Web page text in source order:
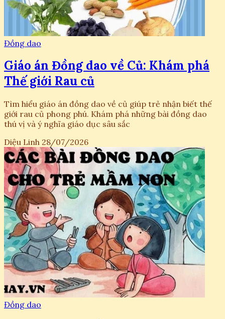
Đồng dao
Giáo án Đồng dao về Củ: Khám phá
Thế giới Rau củ
Tìm hiểu giáo án đồng dao về củ giúp trẻ nhận biết thế
giới rau củ phong phú. Khám phá những bài đồng dao
thú vị và ý nghĩa giáo dục sâu sắc
Diệu Linh 28/07/2026
Đồng dao